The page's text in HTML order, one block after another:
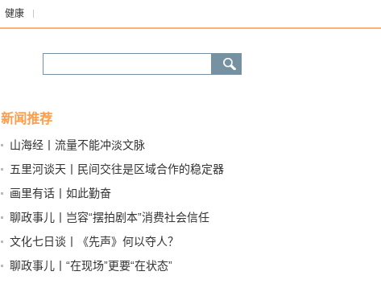
健康
新闻推荐
山海经丨流量不能冲淡文脉
五里河谈天丨民间交往是区域合作的稳定器
画里有话丨如此勤奋
聊政事儿丨岂容“摆拍剧本”消费社会信任
文化七日谈丨《先声》何以夺人？
聊政事儿丨“在现场”更要“在状态”